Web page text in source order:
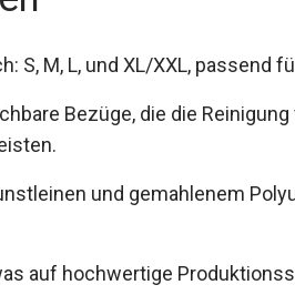
S, M, L, und XL/XXL, passend
Bezüge, die die
und gemahlenem
auf hochwertige